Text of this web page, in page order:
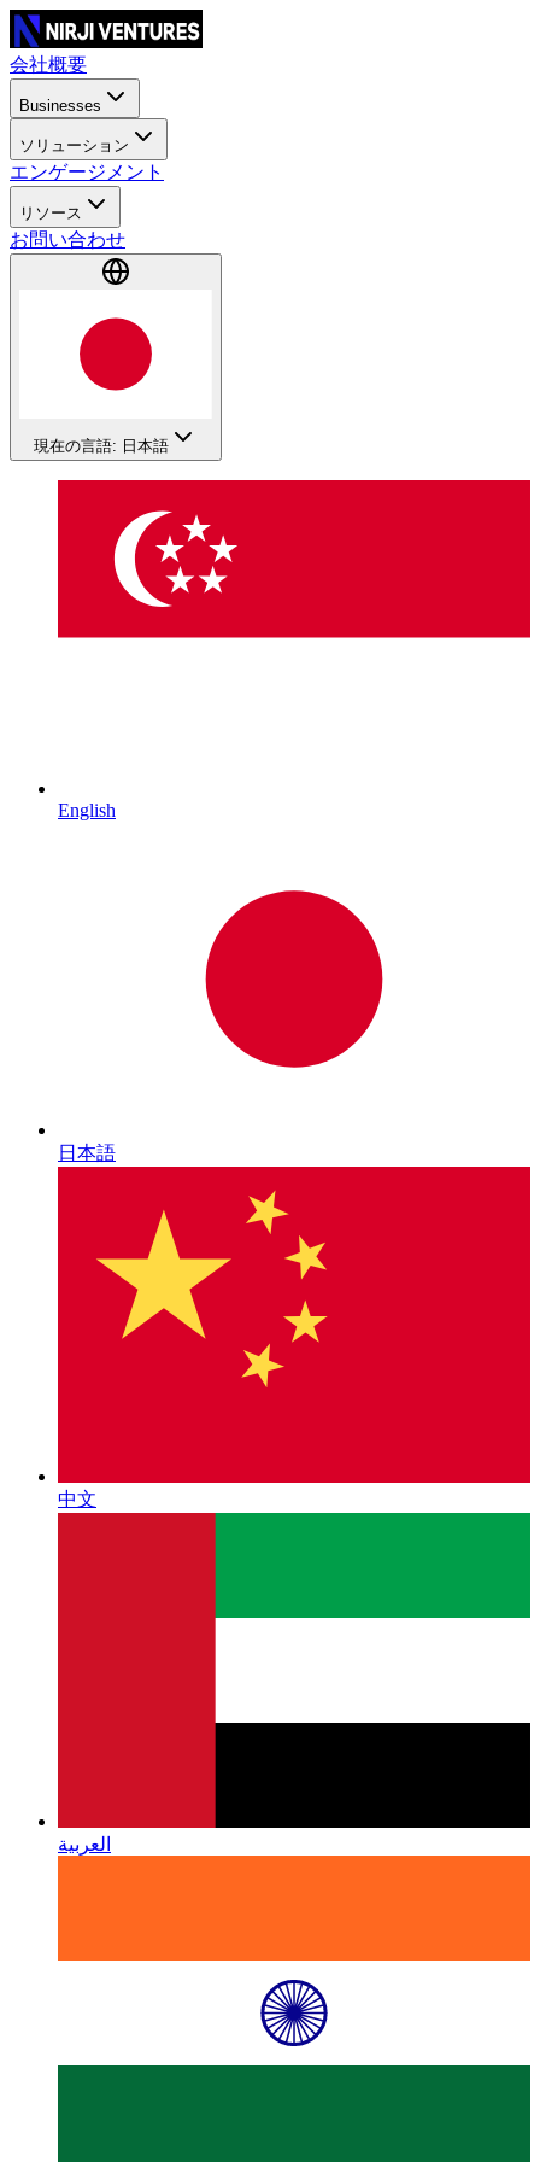
会社概要
Businesses
ソリューション
エンゲージメント
リソース
お問い合わせ
現在の言語: 日本語
English
日本語
中文
العربية